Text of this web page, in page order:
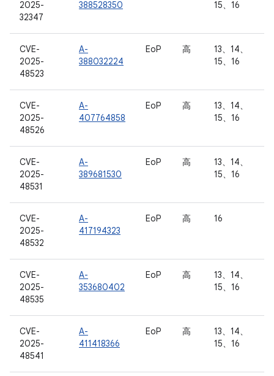
2025-
32347
388528350 15、16
CVE-
2025-
48523
A-
388032224
EoP 高
13、14、
15、16
CVE-
2025-
48526
A-
407764858
EoP 高
13、14、
15、16
CVE-
2025-
48531
A-
389681530
EoP 高
13、14、
15、16
CVE-
2025-
48532
A-
417194323
EoP 高 16
CVE-
2025-
48535
A-
353680402
EoP 高
13、14、
15、16
CVE-
2025-
48541
A-
411418366
EoP 高
13、14、
15、16